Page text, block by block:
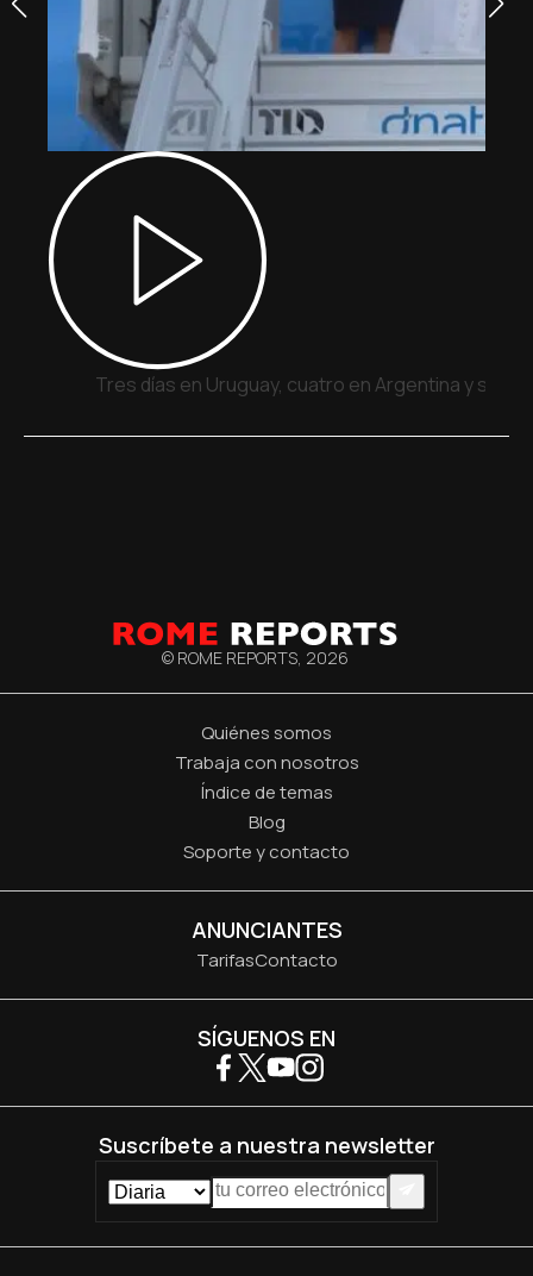
Tres días en Uruguay, cuatro en Argentina y
© ROME REPORTS, 2026
Quiénes somos
Trabaja con nosotros
Índice de temas
Blog
Soporte y contacto
ANUNCIANTES
TarifasContacto
SÍGUENOS EN
Suscríbete a nuestra newsletter